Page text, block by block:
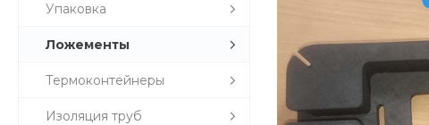
Упаковка
Ложементы
Термоконтейнеры
Изоляция труб